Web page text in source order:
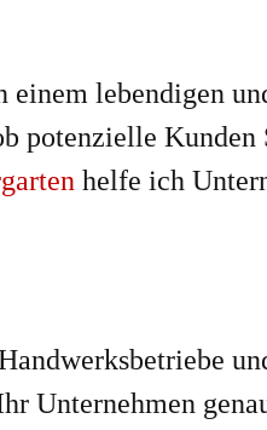
einem lebendigen
potenzielle Kunden
helfe ich
Unternehmen